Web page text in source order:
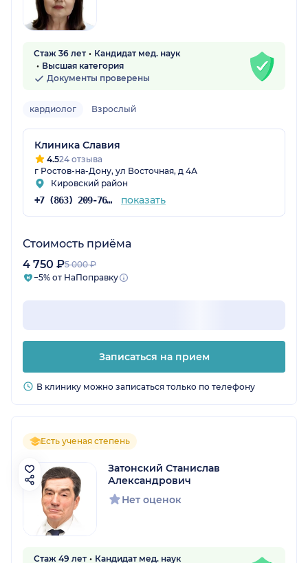
Стаж 36 лет
Кандидат мед. наук
Высшая категория
Документы проверены
кардиолог Взрослый
Клиника Славия
4.524 отзыва
г Ростов-на-Дону, ул Восточная, д 4А
Кировский район
+7 (863) 209-76-05 показать
Стоимость приёма
4 750 ₽5 000 ₽
−5% от НаПоправку
Записаться на прием
В клинику можно записаться только по телефону
Есть ученая степень
Затонский Станислав
Александрович
Нет оценок
Стаж 49 лет
Кандидат мед. наук